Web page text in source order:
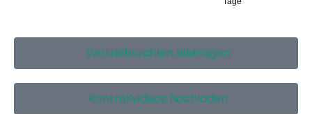
Vertriebszahlen eintragen
Kontrollvideos hochladen